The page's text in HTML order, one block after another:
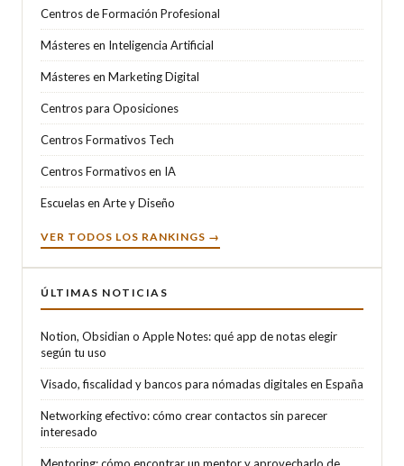
Centros de Formación Profesional
Másteres en Inteligencia Artificial
Másteres en Marketing Digital
Centros para Oposiciones
Centros Formativos Tech
Centros Formativos en IA
Escuelas en Arte y Diseño
VER TODOS LOS RANKINGS →
ÚLTIMAS NOTICIAS
Notion, Obsidian o Apple Notes: qué app de notas elegir
según tu uso
Visado, fiscalidad y bancos para nómadas digitales en España
Networking efectivo: cómo crear contactos sin parecer
interesado